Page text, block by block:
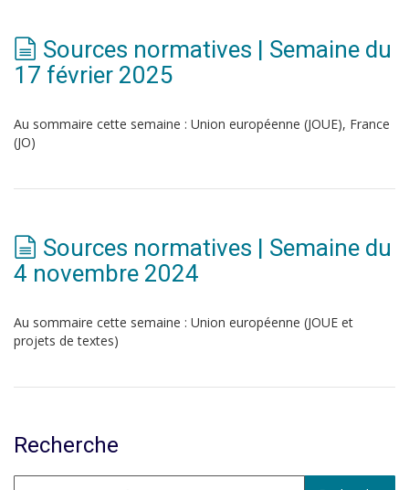
Sources normatives | Semaine du
17 février 2025
Au sommaire cette semaine : Union européenne (JOUE), France
(JO)
Sources normatives | Semaine du
4 novembre 2024
Au sommaire cette semaine : Union européenne (JOUE et
projets de textes)
Recherche